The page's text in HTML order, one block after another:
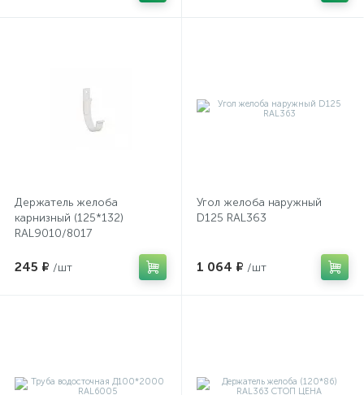
Держатель желоба
карнизный (125*132)
RAL9010/8017
245 ₽ /шт
Угол желоба наружный
D125 RAL363
1 064 ₽ /шт